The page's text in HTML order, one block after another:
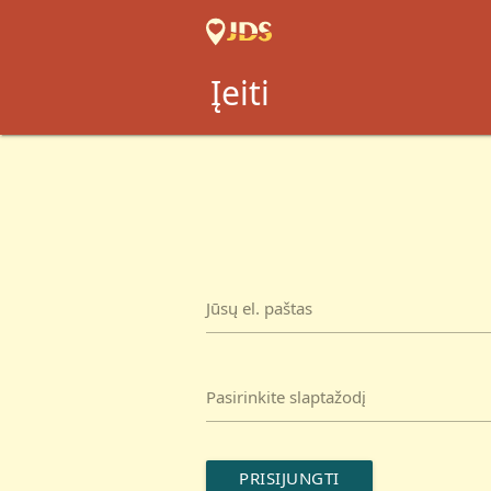
Įeiti
Jūsų el. paštas
Pasirinkite slaptažodį
PRISIJUNGTI